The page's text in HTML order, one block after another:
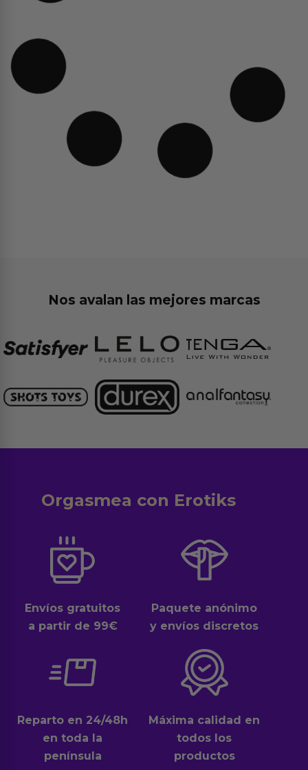
Nos avalan las mejores marcas
Orgasmea con Erotiks
Envíos gratuitos
a partir de 99€
Paquete anónimo
y envíos discretos
Reparto en 24/48h
en toda la
península
Máxima calidad en
todos los
productos